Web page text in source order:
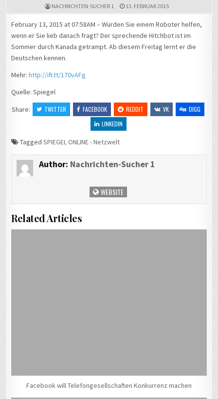
NACHRICHTEN-SUCHER 1 13. FEBRUAR 2015
February 13, 2015 at 07:58AM – Würden Sie einem Roboter helfen,
wenn er Sie lieb danach fragt? Der sprechende Hitchbot ist im
Sommer durch Kanada getrampt. Ab diesem Freitag lernt er die
Deutschen kennen.
Mehr:http://ift.tt/170vAFg
Quelle: Spiegel
Share:
TWITTER FACEBOOK REDDIT VK
DIGG
LINKEDIN
TaggedSPIEGEL ONLINE - Netzwelt
Author: Nachrichten-Sucher 1
WEBSITE
Related Articles
Facebook will Telefongesellschaften Konkurrenz machen